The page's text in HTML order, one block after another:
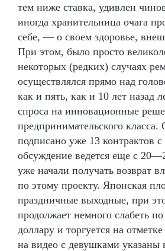
тем ниже ставка, удивлен
иногда хранительница очага
себе, — о своем здоровье,
При этом, было просто
некоторых (редких) случаях
осуществлялся прямо над
как и пять, как и 10 лет назад
спроса на инновационные
предпринимательского класса.
подписано уже 13 контрактов
обсуждение ведется еще с
уже начали получать возврат
по этому проекту. Японская
праздничные выходные, при
продолжает немного слабеть
доллару и торгуется на
на видео с девушками указаны